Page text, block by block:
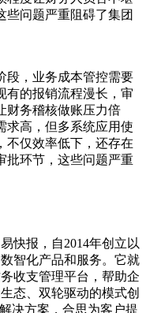
些问题严重阻碍了集团
段，业务成本管控需要
有的报销流程漫长，审
财务稽核做账压力倍
求高，但多系统应用使
不仅效率低下，还存在
批环节，这些问题严重
快报，自2014年创立以
智化产品和服务。它就
收支管理平台，帮助企
态、双轮驱动的模式创
决方案，合思为客户提